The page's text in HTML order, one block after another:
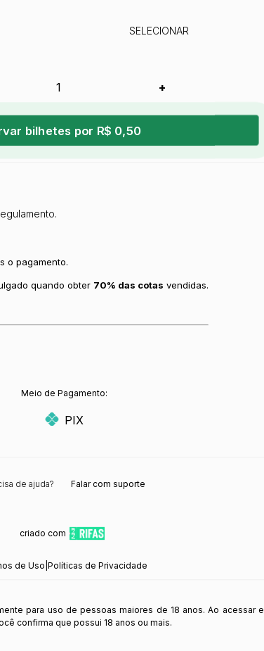
SELECIONAR
+
bilhetes por R$ 0,50
o pagamento.
quando obter 70% das cotas vendidas.
Meio de Pagamento:
PIX
de ajuda? Falar com suporte
criado com
de Uso Políticas de Privacidade
para uso de pessoas maiores de 18 anos. Ao acessar e
confirma que possui 18 anos ou mais.